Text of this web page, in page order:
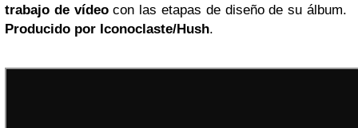
trabajo de vídeocon las etapas de diseño de su álbum.
Producido por Iconoclaste/Hush.